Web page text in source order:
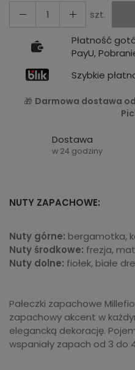
szt.
Płatność
PayU,
Szybkie
🎁 Darmowa dostawa od
Dostawa
w 24 godziny
NUTY ZAPACHOWE:
Nuty górne: bergamotka,
Nuty środkowe: frezja,
Nuty dolne: fiołek, białe
Pałeczki zapachowe
zapachowy akcent w
elegancką dekorację.
wspaniały zapach od 3 do